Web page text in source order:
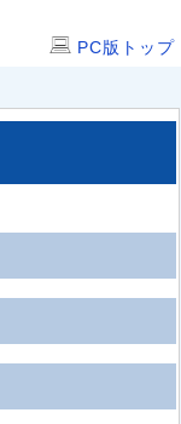
PC版トップ